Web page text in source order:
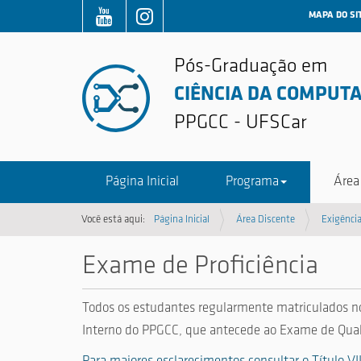
MAPA DO
Pós-Graduação em
CIÊNCIA DA
PPGCC - UFSCar
Página Inicial Programa
Você está aqui: Página Inicial Área Discente
Exame de Proficiência
Todos os estudantes regularmente matriculados
Interno do PPGCC, que antecede ao Exame de